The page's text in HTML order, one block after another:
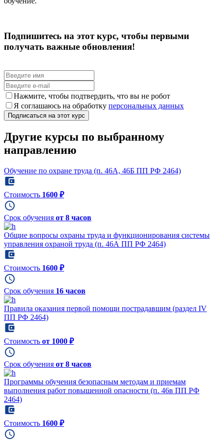
Подпишитесь на этот курс, чтобы первыми
получать важные обновления!
Нажмите, чтобы подтвердить, что вы не робот
Я соглашаюсь на обработку персональных данных
Другие курсы по выбранному
направлению
Обучение по охране труда (п. 46А, 46Б ПП РФ 2464)
Стоимость 1600 ₽
Срок обучения от 8 часов
Общие вопросы охраны труда и функционирования системы
управления охраной труда (п. 46А ПП РФ 2464)
Стоимость 1600 ₽
Срок обучения 16 часов
Правила оказания первой помощи пострадавшим (раздел IV
ПП РФ 2464)
Стоимость от 1000 ₽
Срок обучения от 8 часов
Программы обучения безопасным методам и приемам
выполнения работ повышенной опасности (п. 46в ПП РФ
2464)
Стоимость 1600 ₽